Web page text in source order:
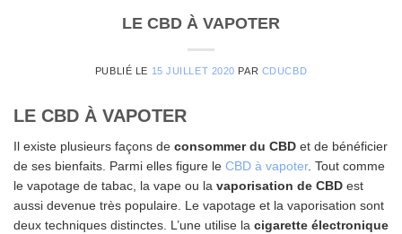
LE CBD À VAPOTER
PUBLIÉ LE 15 JUILLET 2020 PAR CDUCBD
LE CBD À VAPOTER
Il existe plusieurs façons de consommer du CBD et de bénéficier
de ses bienfaits. Parmi elles figure le CBD à vapoter. Tout comme
le vapotage de tabac, la vape ou la vaporisation de CBD est
aussi devenue très populaire. Le vapotage et la vaporisation sont
deux techniques distinctes. L’une utilise la cigarette électronique